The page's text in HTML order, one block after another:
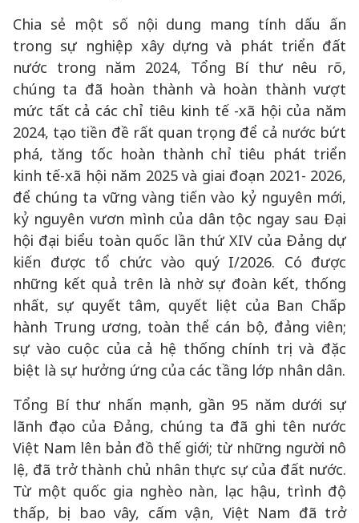
Chia sẻ một số nội dung mang tính dấu ấn
trong sự nghiệp xây dựng và phát triển đất
nước trong năm 2024, Tổng Bí thư nêu rõ,
chúng ta đã hoàn thành và hoàn thành vượt
mức tất cả các chỉ tiêu kinh tế -xã hội của năm
2024, tạo tiền đề rất quan trọng để cả nước bứt
phá, tăng tốc hoàn thành chỉ tiêu phát triển
kinh tế-xã hội năm 2025 và giai đoạn 2021- 2026,
để chúng ta vững vàng tiến vào kỷ nguyên mới,
kỷ nguyên vươn mình của dân tộc ngay sau Đại
hội đại biểu toàn quốc lần thứ XIV của Đảng dự
kiến được tổ chức vào quý I/2026. Có được
những kết quả trên là nhờ sự đoàn kết, thống
nhất, sự quyết tâm, quyết liệt của Ban Chấp
hành Trung ương, toàn thể cán bộ, đảng viên;
sự vào cuộc của cả hệ thống chính trị và đặc
biệt là sự hưởng ứng của các tầng lớp nhân dân.
Tổng Bí thư nhấn mạnh, gần 95 năm dưới sự
lãnh đạo của Đảng, chúng ta đã ghi tên nước
Việt Nam lên bản đồ thế giới; từ những người nô
lệ, đã trở thành chủ nhân thực sự của đất nước.
Từ một quốc gia nghèo nàn, lạc hậu, trình độ
thấp, bị bao vây, cấm vận, Việt Nam đã trở